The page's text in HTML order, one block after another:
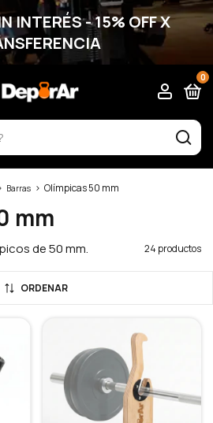
INTERÉS - 15% OFF X
0
Barras > Olímpicas 50 mm
mm
de 50 mm. 24 productos
ORDENAR